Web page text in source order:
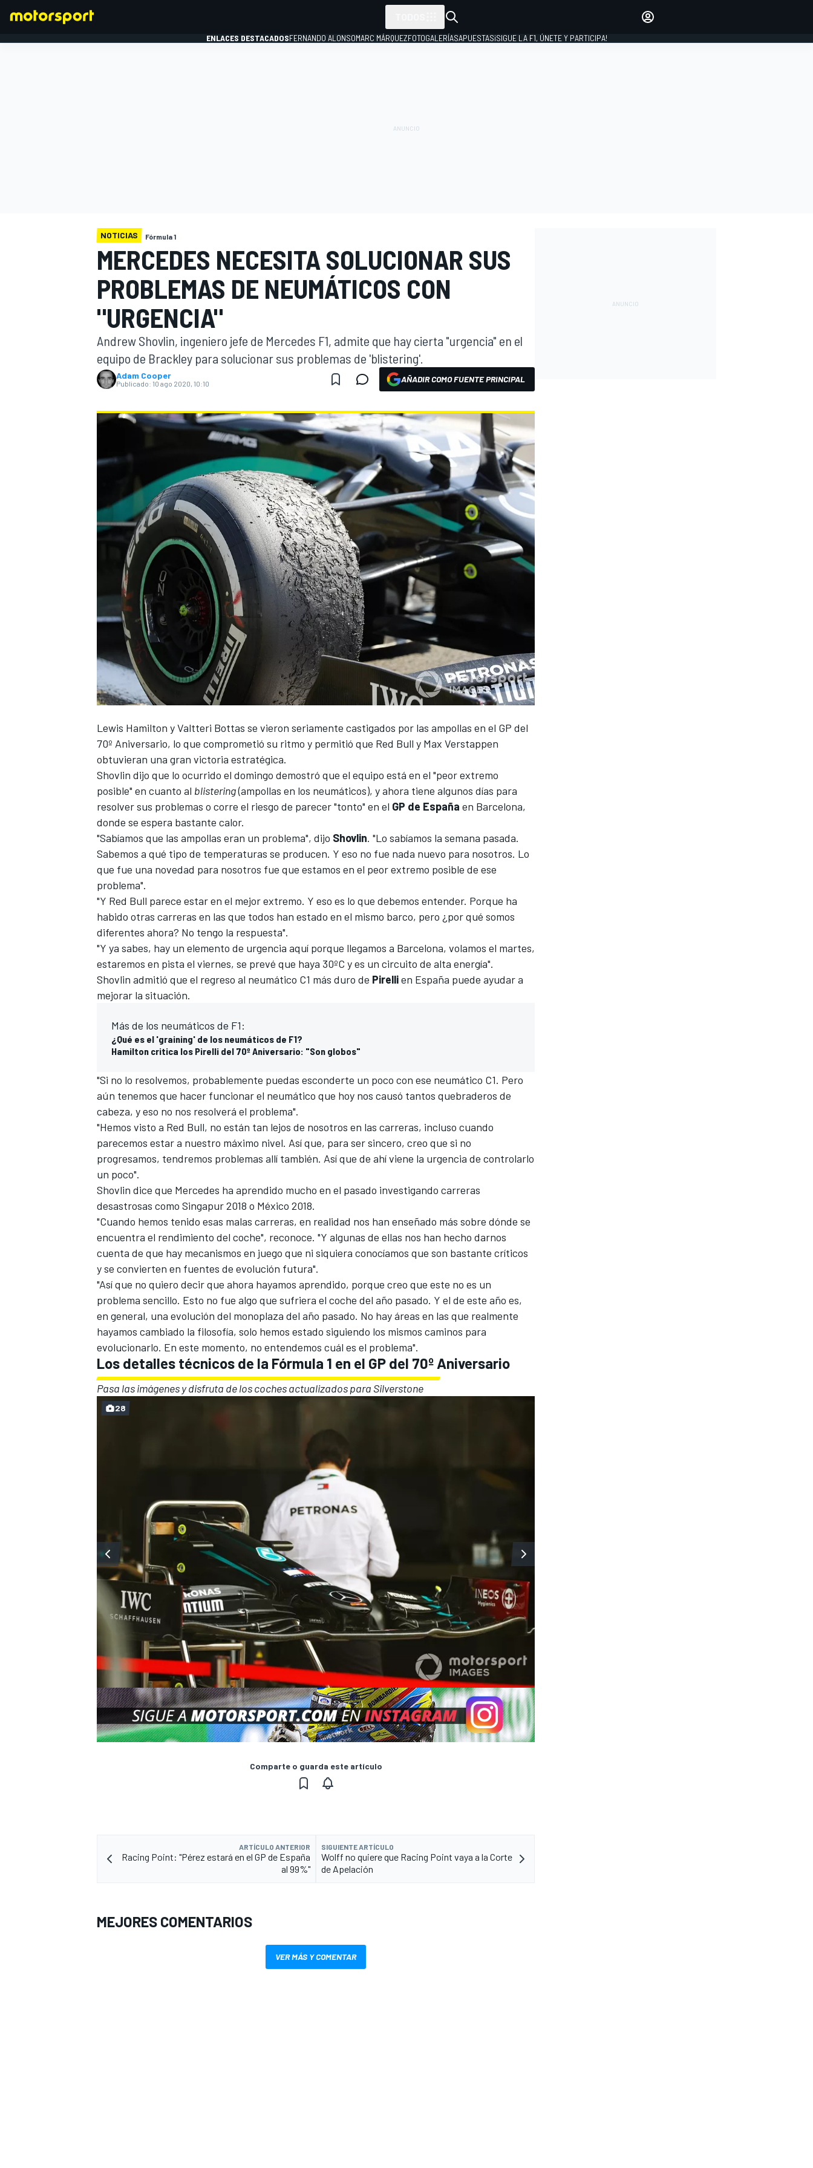
FÓRMULA E
MÁS CATEGORÍAS
ENLACES DESTACADOSFERNANDO ALONSOMARC MÁRQUEZFOTOGALERÍASAPUESTAS¡SIGUE LA F1, ÚNETE Y PARTICIPA!
NOTICIAS Fórmula 1
MERCEDES NECESITA SOLUCIONAR SUS
PROBLEMAS DE NEUMÁTICOS CON
"URGENCIA"
Andrew Shovlin, ingeniero jefe de Mercedes F1, admite que hay cierta "urgencia" en el
equipo de Brackley para solucionar sus problemas de 'blistering'.
Adam Cooper
Publicado: 10 ago 2020, 10:10 AÑADIR COMO FUENTE PRINCIPAL
Lewis Hamilton yValtteri Bottas se vieron seriamente castigados por las ampollas en el GP del
70º Aniversario, lo que comprometió su ritmo y permitió que Red Bull y Max Verstappen
obtuvieran una gran victoria estratégica.
Shovlin dijo que lo ocurrido el domingo demostró que el equipo está en el "peor extremo
posible" en cuanto al blistering(ampollas en los neumáticos), y ahora tiene algunos días para
resolver sus problemas o corre el riesgo de parecer "tonto" en el GP de España en Barcelona, ​​
donde se espera bastante calor.
"Sabíamos que las ampollas eran un problema", dijo Shovlin. "Lo sabíamos la semana pasada.
Sabemos a qué tipo de temperaturas se producen. Y eso no fue nada nuevo para nosotros. Lo
que fue una novedad para nosotros fue que estamos en el peor extremo posible de ese
problema".
"Y Red Bull parece estar en el mejor extremo. Y eso es lo que debemos entender. Porque ha
habido otras carreras en las que todos han estado en el mismo barco, pero ¿por qué somos
diferentes ahora? No tengo la respuesta".
"Y ya sabes, hay un elemento de urgencia aquí porque llegamos a Barcelona, ​​volamos el martes,
estaremos en pista el viernes, se prevé que haya 30ºC y es un circuito de alta energía".
Shovlin admitió que el regreso al neumático C1 más duro de Pirellien España puede ayudar a
mejorar la situación.
Más de los neumáticos de F1:
¿Qué es el 'graining' de los neumáticos de F1?
Hamilton critica los Pirelli del 70º Aniversario: "Son globos"
"Si no lo resolvemos, probablemente puedas esconderte un poco con ese neumático C1. Pero
aún tenemos que hacer funcionar el neumático que hoy nos causó tantos quebraderos de
cabeza, y eso no nos resolverá el problema".
"Hemos visto a Red Bull, no están tan lejos de nosotros en las carreras, incluso cuando
parecemos estar a nuestro máximo nivel. Así que, para ser sincero, creo que si no
progresamos, tendremos problemas allí también. Así que de ahí viene la urgencia de controlarlo
un poco".
Shovlin dice que Mercedes ha aprendido mucho en el pasado investigando carreras
desastrosas como Singapur 2018 o México 2018.
"Cuando hemos tenido esas malas carreras, en realidad nos han enseñado más sobre dónde se
encuentra el rendimiento del coche", reconoce. "Y algunas de ellas nos han hecho darnos
cuenta de que hay mecanismos en juego que ni siquiera conocíamos que son bastante críticos
y se convierten en fuentes de evolución futura".
"Así que no quiero decir que ahora hayamos aprendido, porque creo que este no es un
problema sencillo. Esto no fue algo que sufriera el coche del año pasado. Y el de este año es,
en general, una evolución del monoplaza del año pasado. No hay áreas en las que realmente
hayamos cambiado la filosofía, solo hemos estado siguiendo los mismos caminos para
evolucionarlo. En este momento, no entendemos cuál es el problema".
Los detalles técnicos de la Fórmula 1 en el GP del 70º Aniversario
Pasa las imágenes y disfruta de los coches actualizados para Silverstone
28
Comparte o guarda este artículo
ARTÍCULO ANTERIOR
Racing Point: "Pérez estará en el GP de España
al 99%"
SIGUIENTE ARTÍCULO
Wolff no quiere que Racing Point vaya a la Corte
de Apelación
MEJORES COMENTARIOS
VER MÁS Y COMENTAR